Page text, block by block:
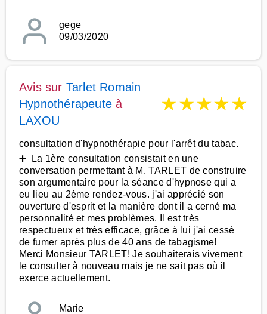
gege
09/03/2020
Avis sur Tarlet Romain
Hypnothérapeute à
LAXOU
★★★★★
consultation d'hypnothérapie pour l'arrêt du tabac.
➕ La 1ère consultation consistait en une
conversation permettant à M. TARLET de construire
son argumentaire pour la séance d'hypnose qui a
eu lieu au 2ème rendez-vous. j'ai apprécié son
ouverture d'esprit et la manière dont il a cerné ma
personnalité et mes problèmes. Il est très
respectueux et très efficace, grâce à lui j'ai cessé
de fumer après plus de 40 ans de tabagisme!
Merci Monsieur TARLET! Je souhaiterais vivement
le consulter à nouveau mais je ne sait pas où il
exerce actuellement.
Marie